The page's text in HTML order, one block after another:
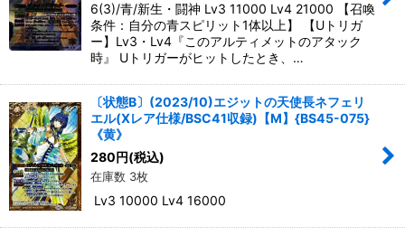
6(3)/青/新生・闘神 Lv3 11000 Lv4 21000 【召喚
条件：自分の青スピリット1体以上】 【Uトリガ
ー】Lv3・Lv4『このアルティメットのアタック
時』 Uトリガーがヒットしたとき、…
〔状態B〕(2023/10)エジットの天使長ネフェリ
エル(Xレア仕様/BSC41収録)【M】{BS45-075}
《黄》
280 円(税込)
在庫数 3枚
Lv3 10000 Lv4 16000